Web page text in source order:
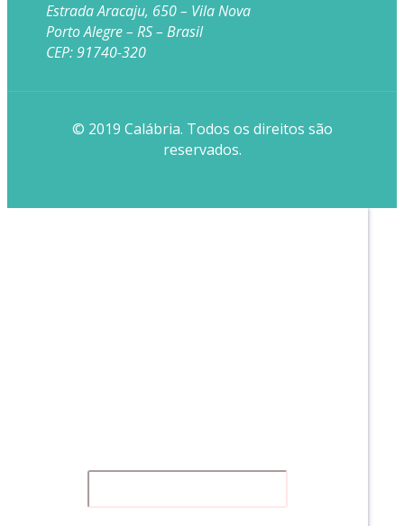
Estrada Aracaju, 650 – Vila Nova
Porto Alegre – RS – Brasil
CEP: 91740-320
© 2019 Calábria. Todos os direitos são
reservados.